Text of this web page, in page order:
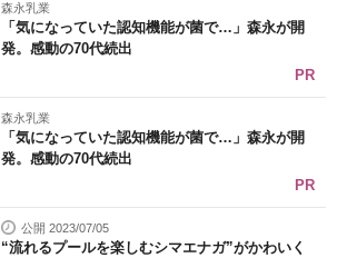
森永乳業
「気になっていた認知機能が菌で…」森永が開
発。感動の70代続出
PR
森永乳業
「気になっていた認知機能が菌で…」森永が開
発。感動の70代続出
PR
公開 2023/07/05
“流れるプールを楽しむシマエナガ”がかわいく